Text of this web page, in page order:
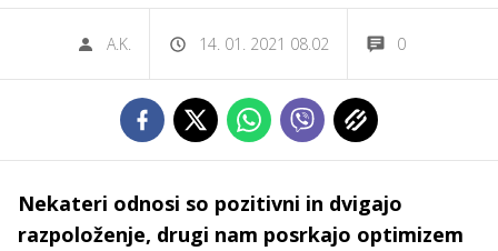
A.K. 14. 01. 2021 08.02 0
Nekateri odnosi so pozitivni in dvigajo
razpoloženje, drugi nam posrkajo optimizem